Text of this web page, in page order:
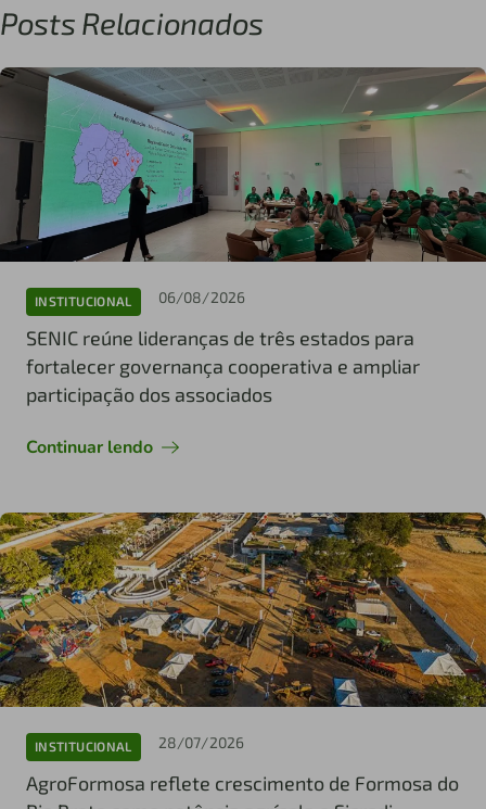
Posts Relacionados
INSTITUCIONAL 06/08/2026
SENIC reúne lideranças de três estados para
fortalecer governança cooperativa e ampliar
participação dos associados
Continuar lendo
INSTITUCIONAL 28/07/2026
AgroFormosa reflete crescimento de Formosa do